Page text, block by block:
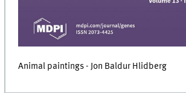
Animal paintings - Jon Baldur Hlidberg